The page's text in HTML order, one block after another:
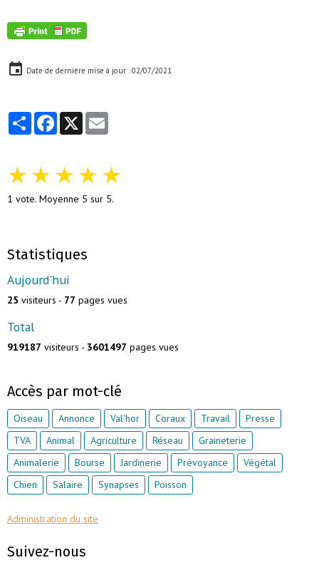
Date de dernière mise à jour : 02/07/2021
PartagerFacebook
X
★★★★★
1 vote. Moyenne 5 sur 5.
Statistiques
Aujourd'hui
25 visiteurs - 77 pages vues
Total
919187 visiteurs - 3601497 pages vues
Accès par mot-clé
Oiseau Annonce Val'hor Coraux Travail
Presse
TVA
Animal Agriculture Réseau
Graineterie
Animalerie
Bourse Jardinerie Prévoyance
Végétal
Chien
Salaire Synapses Poisson
Administration du site
Suivez-nous